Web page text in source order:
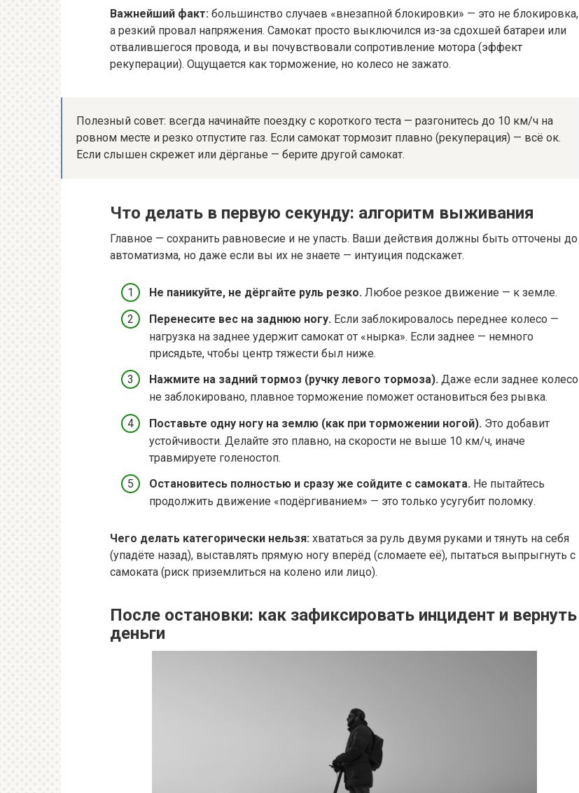
Важнейший факт: большинство случаев «внезапной блокировки» — это не блокировка,
а резкий провал напряжения. Самокат просто выключился из-за сдохшей батареи или
отвалившегося провода, и вы почувствовали сопротивление мотора (эффект
рекуперации). Ощущается как торможение, но колесо не зажато.
Полезный совет: всегда начинайте поездку с короткого теста — разгонитесь до 10 км/ч на
ровном месте и резко отпустите газ. Если самокат тормозит плавно (рекуперация) — всё ок.
Если слышен скрежет или дёрганье — берите другой самокат.
Что делать в первую секунду: алгоритм выживания
Главное — сохранить равновесие и не упасть. Ваши действия должны быть отточены до
автоматизма, но даже если вы их не знаете — интуиция подскажет.
Не паникуйте, не дёргайте руль резко. Любое резкое движение — к земле.
Перенесите вес на заднюю ногу. Если заблокировалось переднее колесо —
нагрузка на заднее удержит самокат от «нырка». Если заднее — немного
присядьте, чтобы центр тяжести был ниже.
Нажмите на задний тормоз (ручку левого тормоза). Даже если заднее колесо
не заблокировано, плавное торможение поможет остановиться без рывка.
Поставьте одну ногу на землю (как при торможении ногой). Это добавит
устойчивости. Делайте это плавно, на скорости не выше 10 км/ч, иначе
травмируете голеностоп.
Остановитесь полностью и сразу же сойдите с самоката. Не пытайтесь
продолжить движение «подёргиванием» — это только усугубит поломку.
Чего делать категорически нельзя: хвататься за руль двумя руками и тянуть на себя
(упадёте назад), выставлять прямую ногу вперёд (сломаете её), пытаться выпрыгнуть с
самоката (риск приземлиться на колено или лицо).
После остановки: как зафиксировать инцидент и вернуть
деньги